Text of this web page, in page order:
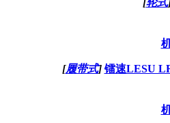
[履带式] 镭速LESU